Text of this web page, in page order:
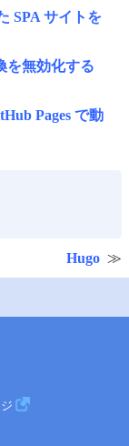
SPA サイトを
を無効化する
Pages で動
Hugo